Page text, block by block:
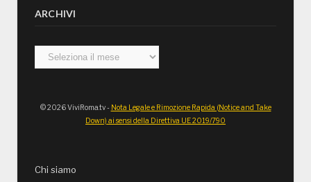
ARCHIVI
Archivi
© 2026 ViviRoma.tv - Nota Legale e Rimozione Rapida (Notice and Take
Down) ai sensi della Direttiva UE 2019/790
Chi siamo